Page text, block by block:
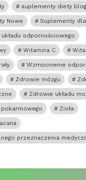
suplementy diety blog
Nowe Suplementy
odpornościowego
Witamina C
Wzmocnienie
Zdrowie mózgu
Zdrowie układu
Zioła
przeznaczenia